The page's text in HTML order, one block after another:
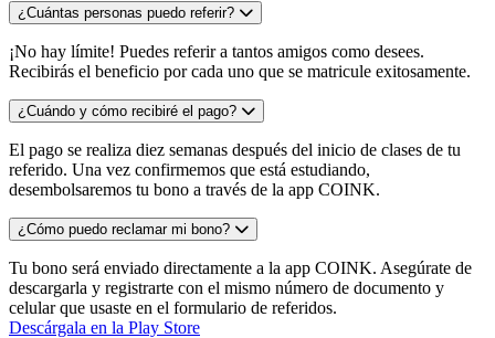
¿Cuántas personas puedo referir?
¡No hay límite! Puedes referir a tantos amigos como desees.
Recibirás el beneficio por cada uno que se matricule exitosamente.
¿Cuándo y cómo recibiré el pago?
El pago se realiza diez semanas después del inicio de clases de tu
referido. Una vez confirmemos que está estudiando,
desembolsaremos tu bono a través de la app COINK.
¿Cómo puedo reclamar mi bono?
Tu bono será enviado directamente a la app COINK. Asegúrate de
descargarla y registrarte con el mismo número de documento y
celular que usaste en el formulario de referidos.
Descárgala en la Play Store